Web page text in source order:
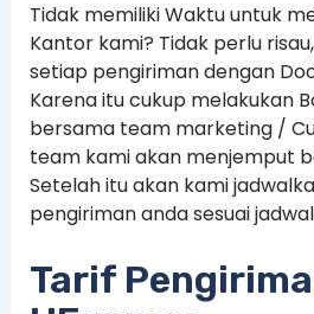
Tidak memiliki Waktu untuk
Kantor kami? Tidak perlu
setiap pengiriman dengan
Karena itu cukup melakukan
bersama team marketing /
team kami akan menjemput
Setelah itu akan kami
pengiriman anda sesuai
Tarif